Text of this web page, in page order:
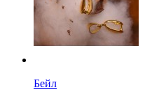
Бейл